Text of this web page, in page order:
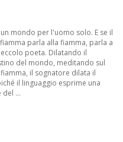
mondo per l'uomo solo. E se il
parla alla fiamma, parla a
poeta. Dilatando il
del mondo, meditando sul
il sognatore dilata il
il linguaggio esprime una
del ...